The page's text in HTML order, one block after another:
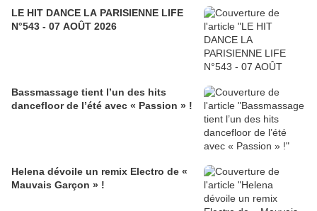
LE HIT DANCE LA PARISIENNE LIFE
N°543 - 07 AOÛT 2026
Bassmassage tient l’un des hits
dancefloor de l’été avec « Passion » !
Helena dévoile un remix Electro de «
Mauvais Garçon » !